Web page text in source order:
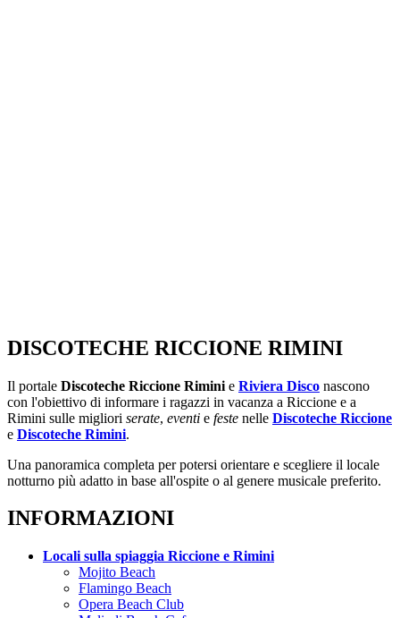
DISCOTECHE RICCIONE RIMINI
Il portale Discoteche Riccione Rimini e Riviera Disco nascono
con l'obiettivo di informare i ragazzi in vacanza a Riccione e a
Rimini sulle migliori serate, eventi e feste nelle Discoteche Riccione
e Discoteche Rimini.
Una panoramica completa per potersi orientare e scegliere il locale
notturno più adatto in base all'ospite o al genere musicale preferito.
INFORMAZIONI
Locali sulla spiaggia Riccione e Rimini
Mojito Beach
Flamingo Beach
Opera Beach Club